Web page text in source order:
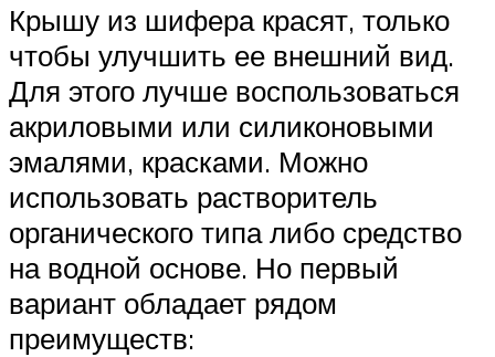
Крышу из шифера красят, только
чтобы улучшить ее внешний вид.
Для этого лучше воспользоваться
акриловыми или силиконовыми
эмалями, красками. Можно
использовать растворитель
органического типа либо средство
на водной основе. Но первый
вариант обладает рядом
преимуществ: